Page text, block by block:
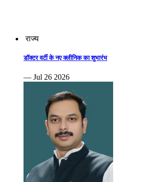
राज्य
डॉक्टर वर्टी के नए क्लीनिक का शुभारंभ
— Jul 26 2026